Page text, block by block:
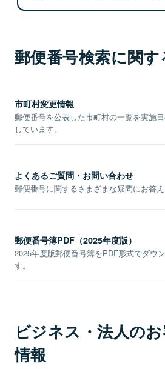
郵便番号検索に関す
市町村変更情報
郵便番号を公表した市町村の一覧を実施
しています。
よくあるご質問・お問い合わせ
郵便番号に関するさまざまな疑問にお答え
郵便番号簿PDF（2025年度版）
2025年度版郵便番号簿をPDF形式でダウ
す。
ビジネス・法人の
情報